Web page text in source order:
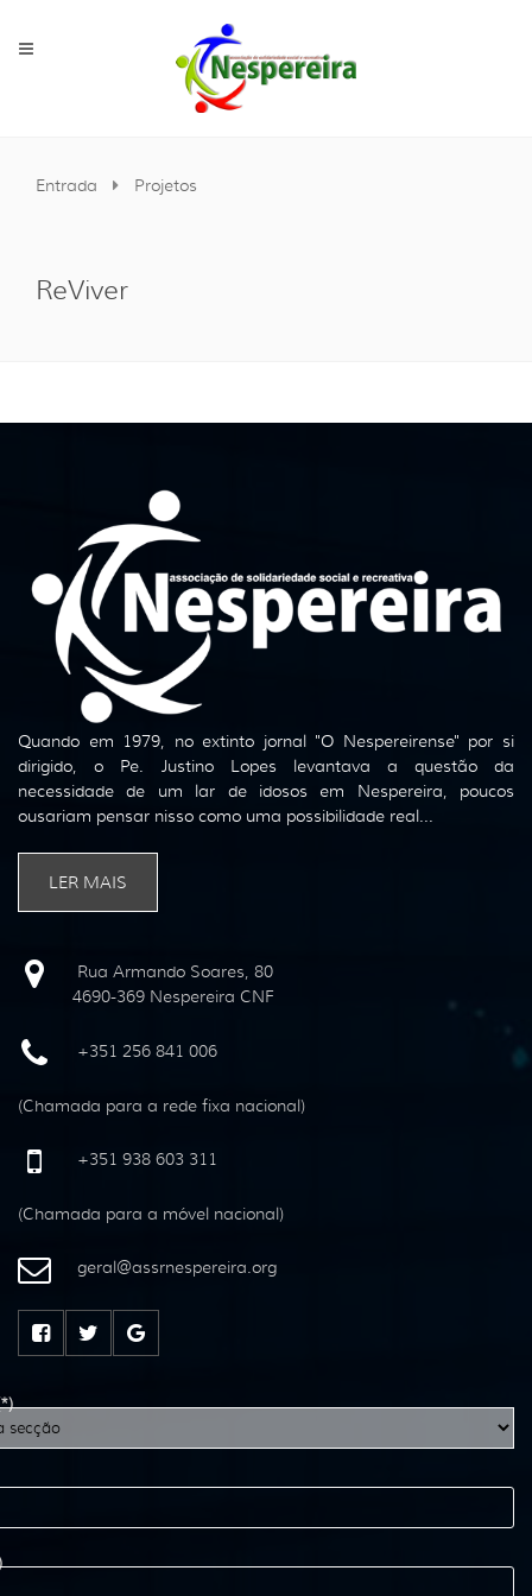
Entrada Projetos
ReViver
Quando em 1979, no extinto jornal "O Nespereirense" por si
dirigido, o Pe. Justino Lopes levantava a questão da
necessidade de um lar de idosos em Nespereira, poucos
ousariam pensar nisso como uma possibilidade real...
LER MAIS
Rua Armando Soares, 80
4690-369 Nespereira CNF
+351 256 841 006
(Chamada para a rede fixa nacional)
+351 938 603 311
(Chamada para a móvel nacional)
geral@assrnespereira.org